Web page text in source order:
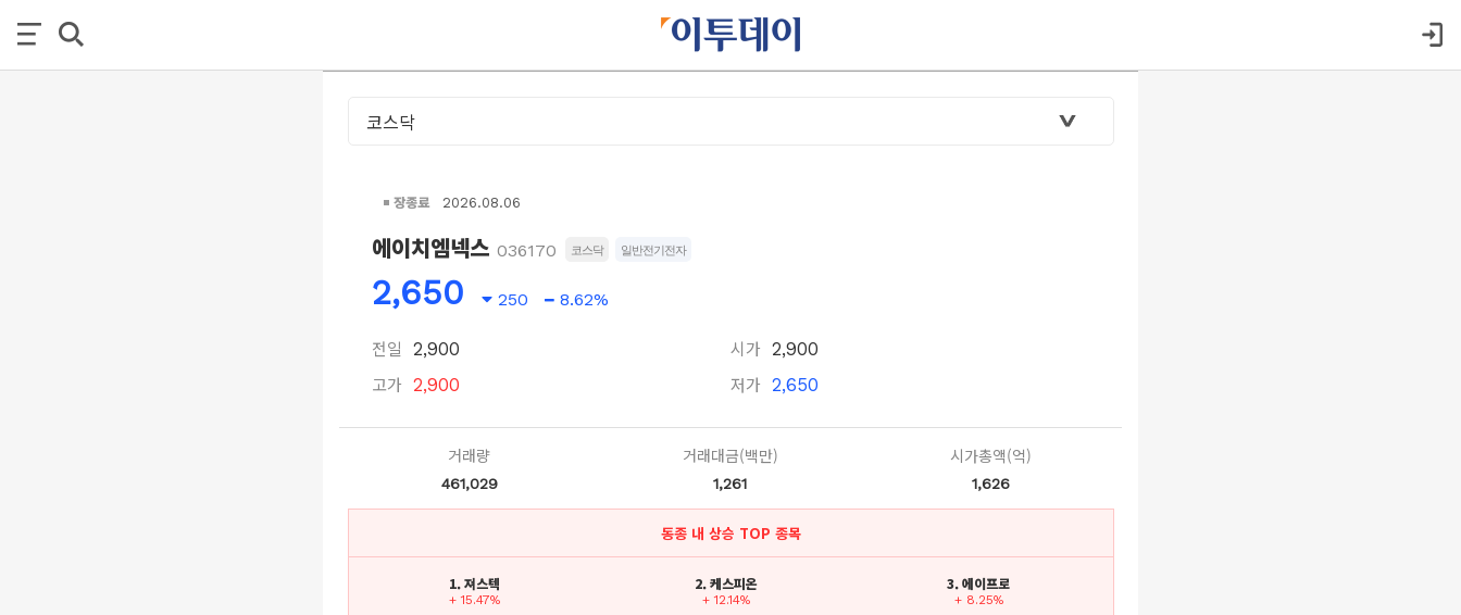
장종료 2026.08.06
에이치엠넥스 036170 코스닥 일반전기전자
2,650 250 8.62%
전일 2,900
고가 2,900
시가 2,900
저가 2,650
거래량
461,029
거래대금(백만)
1,261
시가총액(억)
1,626
동종 내 상승 TOP 종목
1. 져스텍
+ 15.47%
2. 케스피온
+ 12.14%
3. 에이프로
+ 8.25%